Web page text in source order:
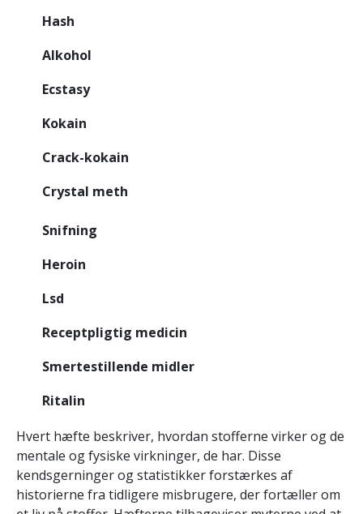
Hash
Alkohol
Ecstasy
Kokain
Crack-kokain
Crystal meth
Snifning
Heroin
Lsd
Receptpligtig medicin
Smertestillende midler
Ritalin
Hvert hæfte beskriver, hvordan stofferne virker og de
mentale og fysiske virkninger, de har. Disse
kendsgerninger og statistikker forstærkes af
historierne fra tidligere misbrugere, der fortæller om